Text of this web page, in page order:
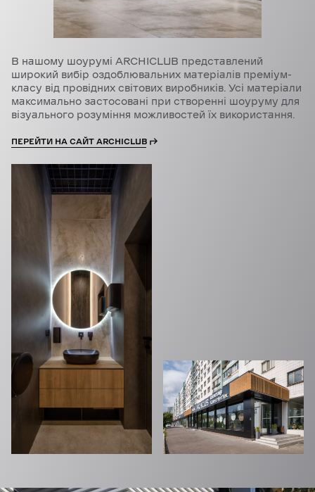
В нашому шоурумі ARCHICLUB представлений
широкий вибір оздоблювальних матеріалів преміум-
класу від провідних світових виробників. Усі матеріали
максимально застосовані при створенні шоуруму для
візуального розуміння можливостей їх використання.
ПЕРЕЙТИ НА САЙТ ARCHICLUB